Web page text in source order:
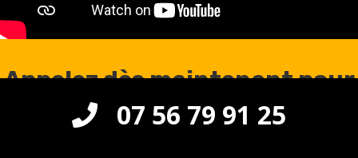
Appelez dès maintenant pour
une intervention en urgence
07 56 79 91 25